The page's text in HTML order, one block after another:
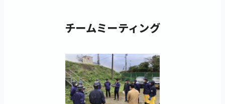
チームミーティング